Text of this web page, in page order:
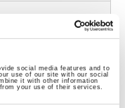
social media features and to
use of our site with our social
it with other information
your use of their services.
・販売を開始
転